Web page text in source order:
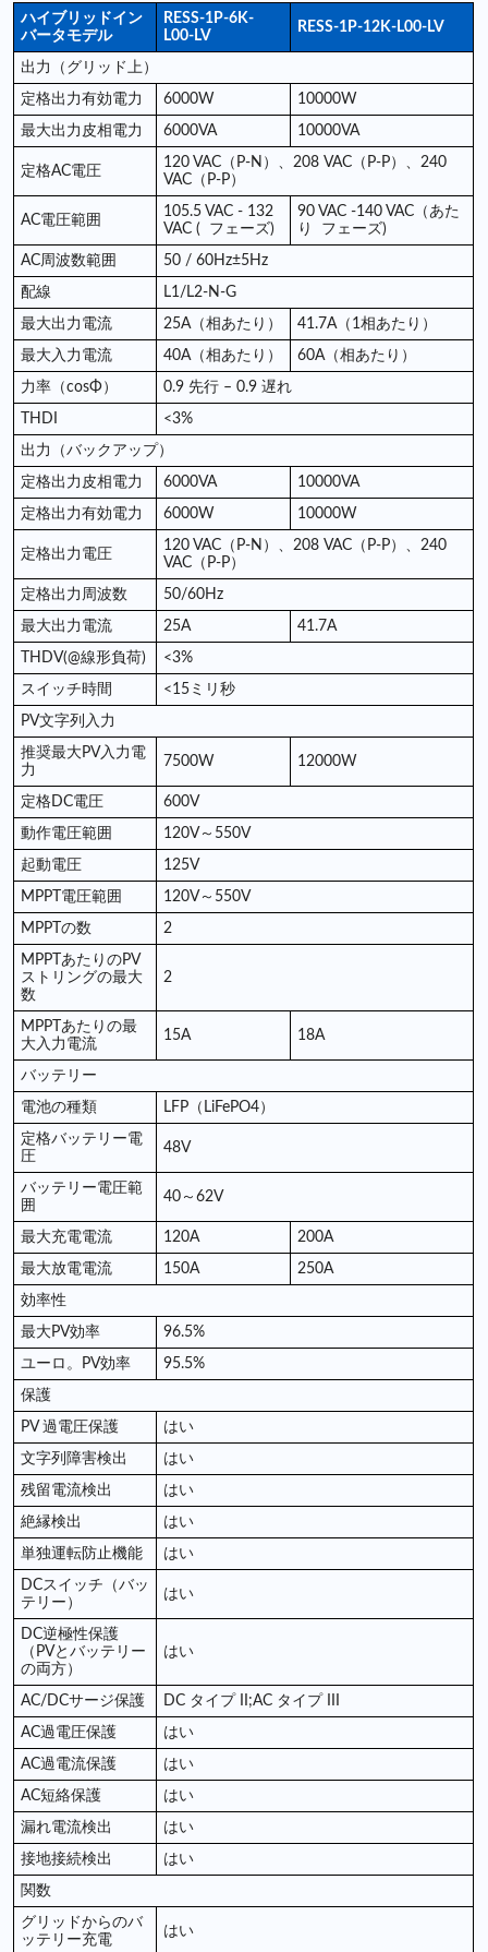
ハイブリッドイン
バータモデル
RESS-1P-6K-
L00-LV
RESS-1P-12K-L00-LV
出力（グリッド上）
定格出力有効電力 6000W 10000W
最大出力皮相電力 6000VA 10000VA
定格AC電圧
120 VAC（P-N）、208 VAC（P-P）、240
VAC（P-P）
AC電圧範囲
105.5 VAC - 132
VAC ( フェーズ)
90 VAC -140 VAC（あた
り
フェーズ)
AC周波数範囲 50 / 60Hz±5Hz
配線 L1/L2-N-G
最大出力電流 25A（相あたり） 41.7A（1相あたり）
最大入力電流 40A（相あたり） 60A（相あたり）
力率（cosΦ） 0.9 先行 – 0.9 遅れ
THDI <3%
出力（バックアップ）
定格出力皮相電力 6000VA 10000VA
定格出力有効電力 6000W 10000W
定格出力電圧
120 VAC（P-N）、208 VAC（P-P）、240
VAC（P-P）
定格出力周波数 50/60Hz
最大出力電流 25A 41.7A
THDV(@線形負荷) <3%
スイッチ時間 <15ミリ秒
PV文字列入力
推奨最大PV入力電
力
7500W 12000W
定格DC電圧 600V
動作電圧範囲 120V～550V
起動電圧 125V
MPPT電圧範囲 120V～550V
MPPTの数 2
MPPTあたりのPV
ストリングの最大
数
2
MPPTあたりの最
大入力電流
15A 18A
バッテリー
電池の種類 LFP（LiFePO4）
定格バッテリー電
圧
48V
バッテリー電圧範
囲
40～62V
最大充電電流 120A 200A
最大放電電流 150A 250A
効率性
最大PV効率 96.5%
ユーロ。PV効率 95.5%
保護
PV 過電圧保護 はい
文字列障害検出 はい
残留電流検出 はい
絶縁検出 はい
単独運転防止機能 はい
DCスイッチ（バッ
テリー）
はい
DC逆極性保護
（PVとバッテリー
の両方）
はい
AC/DCサージ保護 DC タイプ II;AC タイプ III
AC過電圧保護 はい
AC過電流保護 はい
AC短絡保護 はい
漏れ電流検出 はい
接地接続検出 はい
関数
グリッドからのバ
ッテリー充電
はい